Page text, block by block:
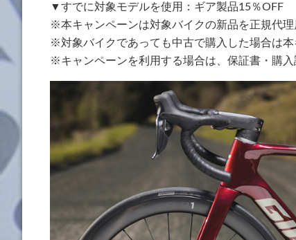
▼すでに対象モデルを使用：ギア製品15％OFF
※本キャンペーンは対象バイクの新品を正規代理
※対象バイクであっても中古で購入した場合は本
※キャンペーンを利用する場合は、保証書・購入